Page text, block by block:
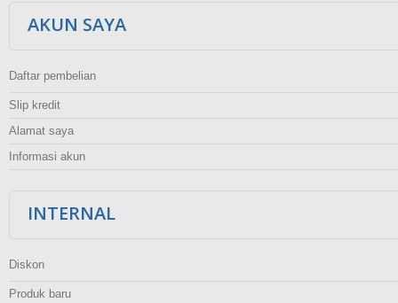
AKUN SAYA
Daftar pembelian
Slip kredit
Alamat saya
Informasi akun
INTERNAL
Diskon
Produk baru